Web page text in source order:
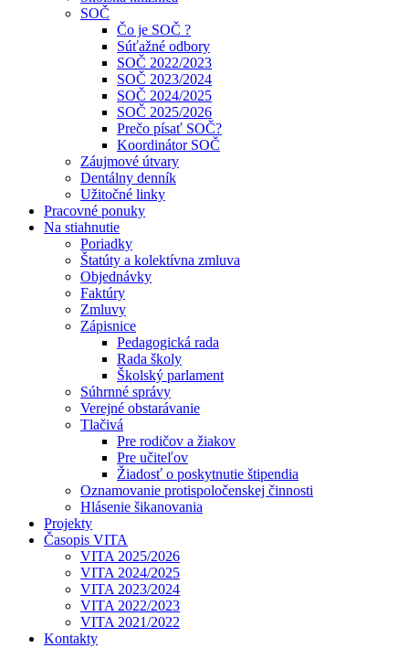
SOČ
Čo je SOČ ?
Súťažné odbory
SOČ 2022/2023
SOČ 2023/2024
SOČ 2024/2025
SOČ 2025/2026
Prečo písať SOČ?
Koordinátor SOČ
Záujmové útvary
Dentálny denník
Užitočné linky
Pracovné ponuky
Na stiahnutie
Poriadky
Štatúty a kolektívna zmluva
Objednávky
Faktúry
Zmluvy
Zápisnice
Pedagogická rada
Rada školy
Školský parlament
Súhrnné správy
Verejné obstarávanie
Tlačivá
Pre rodičov a žiakov
Pre učiteľov
Žiadosť o poskytnutie štipendia
Oznamovanie protispoločenskej činnosti
Hlásenie šikanovania
Projekty
Časopis VITA
VITA 2025/2026
VITA 2024/2025
VITA 2023/2024
VITA 2022/2023
VITA 2021/2022
Kontakty